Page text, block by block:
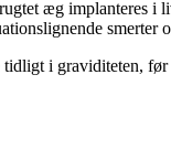
æg implanteres i
i graviditeten,